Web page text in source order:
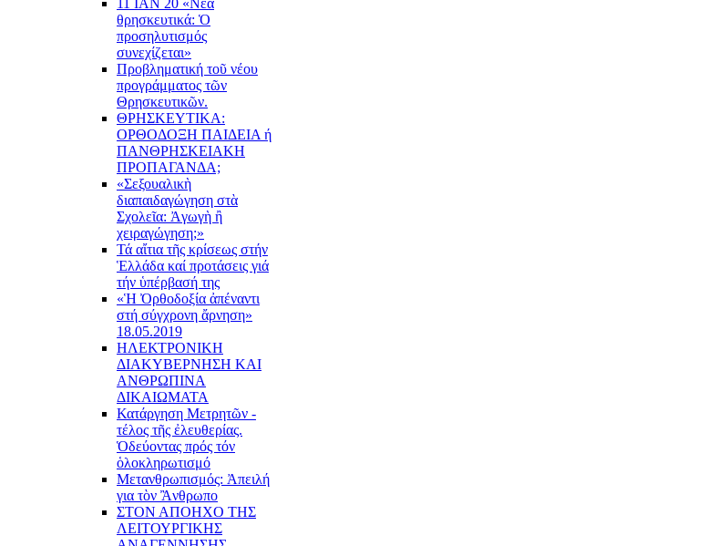
11 ΙΑΝ 20 «Νέα
θρησκευτικά: Ὁ
προσηλυτισμός
συνεχίζεται»
Προβληματική τοῦ νέου
προγράμματος τῶν
Θρησκευτικῶν.
ΘΡΗΣΚΕΥΤΙΚΑ:
ΟΡΘΟΔΟΞΗ ΠΑΙΔΕΙΑ ή
ΠΑΝΘΡΗΣΚΕΙΑΚΗ
ΠΡΟΠΑΓΑΝΔΑ;
«Σεξουαλικὴ
διαπαιδαγώγηση στὰ
Σχολεῖα: Ἀγωγὴ ἢ
χειραγώγηση;»
Τά αἴτια τῆς κρίσεως στήν
Ἑλλάδα καί προτάσεις γιά
τήν ὑπέρβασή της
«Ἡ Ὀρθοδοξία ἀπέναντι
στή σύγχρονη ἄρνηση»
18.05.2019
ΗΛΕΚΤΡΟΝΙΚΗ
ΔΙΑΚΥΒΕΡΝΗΣΗ ΚΑΙ
ΑΝΘΡΩΠΙΝΑ
ΔΙΚΑΙΩΜΑΤΑ
Κατάργηση Μετρητῶν -
τέλος τῆς ἐλευθερίας.
Ὁδεύοντας πρός τόν
ὁλοκληρωτισμό
Μετανθρωπισμός: Ἀπειλή
για τὸν Ἂνθρωπο
ΣΤΟΝ ΑΠΟΗΧΟ ΤΗΣ
ΛΕΙΤΟΥΡΓΙΚΗΣ